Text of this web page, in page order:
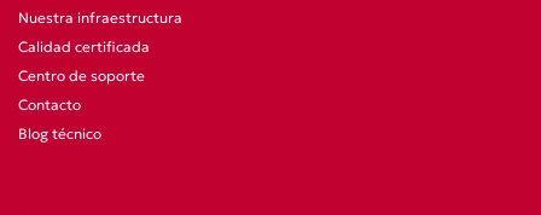
Nuestra infraestructura
Calidad certificada
Centro de soporte
Contacto
Blog técnico